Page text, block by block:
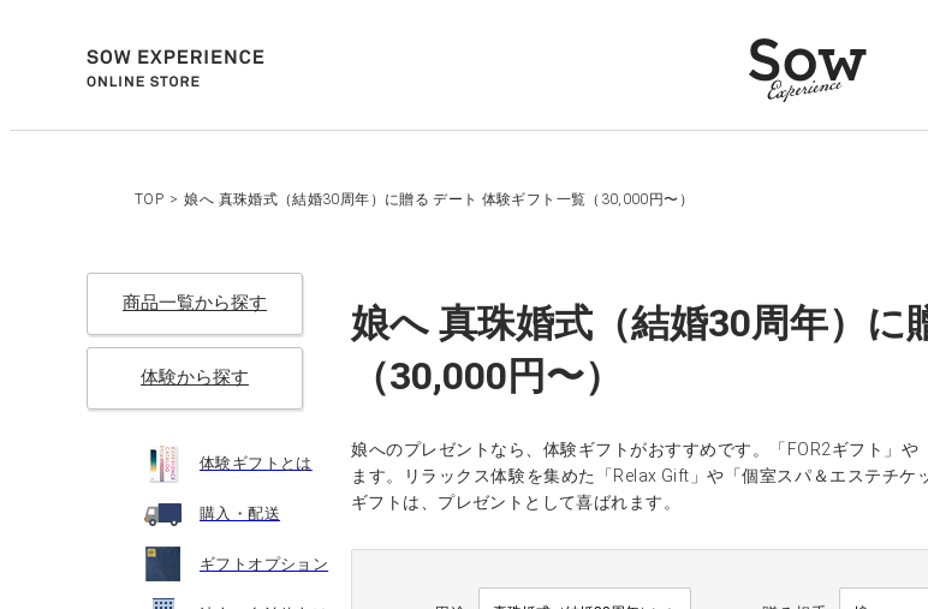
TOP > 娘へ 真珠婚式（結婚30周年）に贈る デート 体験ギフト一覧（30,000円〜）
商品一覧から探す
体験から探す
体験ギフトとは
購入・配送
ギフトオプション
娘へ 真珠婚式（結婚30周年）
（30,000円〜）
娘へのプレゼントなら、体験ギフトがおすすめです。「FOR2ギフト」
ます。リラックス体験を集めた「Relax Gift」や「個室スパ＆エステチ
ギフトは、プレゼントとして喜ばれます。